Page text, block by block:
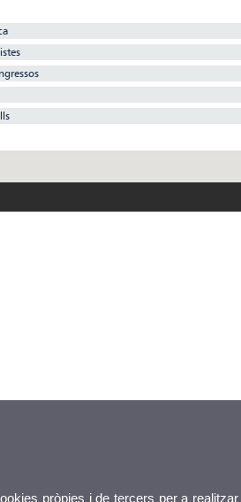
pròpies i de tercers per a realitzar